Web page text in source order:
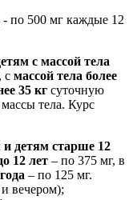
- по 500 мг каждые 12
с массой тела
с массой тела более
35 кг суточную
тела. Курс
детям старше 12
12 лет – по 375 мг, в
– по 125 мг.
вечером);